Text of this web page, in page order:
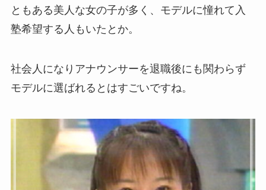
ともある美人な女の子が多く、モデルに憧れて入
塾希望する人もいたとか。
社会人になりアナウンサーを退職後にも関わらず
モデルに選ばれるとはすごいですね。